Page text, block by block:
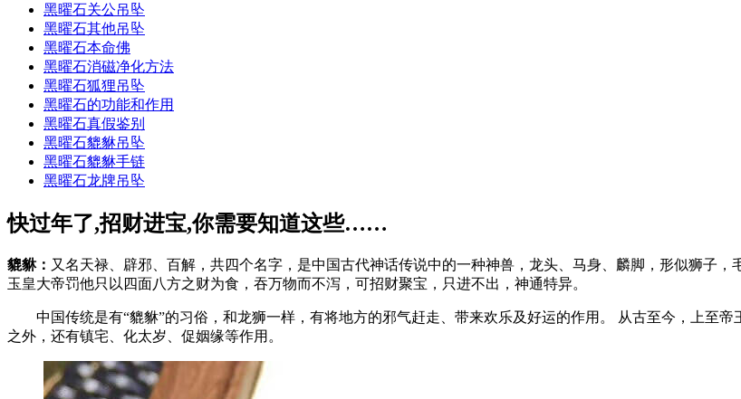
黑曜石关公吊坠
黑曜石其他吊坠
黑曜石本命佛
黑曜石消磁净化方法
黑曜石狐狸吊坠
黑曜石的功能和作用
黑曜石真假鉴别
黑曜石貔貅吊坠
黑曜石貔貅手链
黑曜石龙牌吊坠
快过年了,招财进宝,你需要知道这些……
貔貅： 又名天禄、辟邪、百解，共四个名字，是中国古代神话传说中的一种神兽，龙头、马身、麟脚，形似狮子
玉皇大帝罚他只以四面八方之财为食，吞万物而不泻，可招财聚宝，只进不出，神通特异。
中国传统是有“貔貅”的习俗，和龙狮一样，有将地方的邪气赶走、带来欢乐及好运的作用。 从古至今，上至帝
之外，还有镇宅、化太岁、促姻缘等作用。